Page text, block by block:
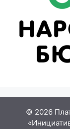
© 2026